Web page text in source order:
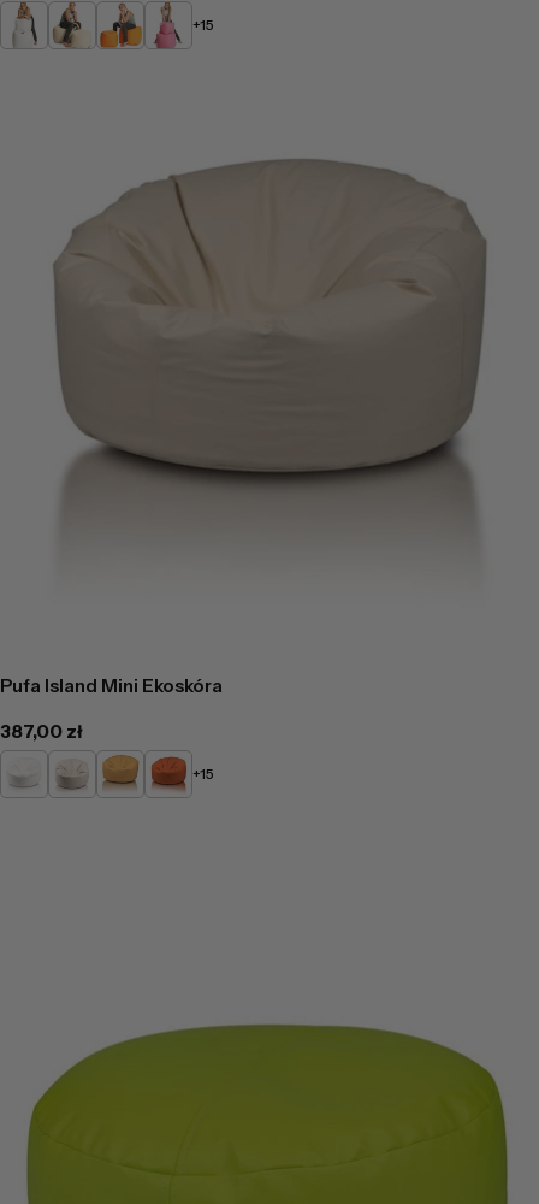
regularna
Biały
BeżowyPomarańczowy
Różowy
+15
Pufa Island Mini Ekoskóra
Cena
regularna
387,00 zł
BeżowyŻółty Pomarańczowy
+15